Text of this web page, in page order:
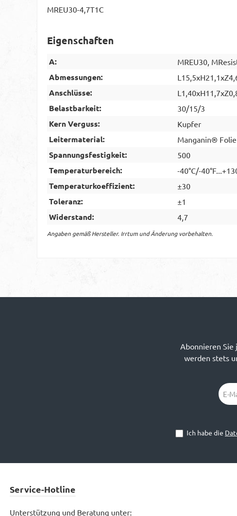
MREU30-4,7T1C
Eigenschaften
A: MREU30,
Abmessungen:
Anschlüsse:
Belastbarkeit: 30/15/3
Kern Verguss: Kupfer
Leitermaterial: Manganin® Folie
Spannungsfestigkeit: 500
Temperaturbereich: -40°C/-
Temperaturkoeffizient: ±30
Toleranz: ±1
Widerstand: 4,7
Angaben gemäß Hersteller. Irrtum und Änderung vorbehalten.
Abonnieren Sie
werden stets
E-
Mail-
Ich habe die
Service-Hotline
Unterstützung und Beratung unter: